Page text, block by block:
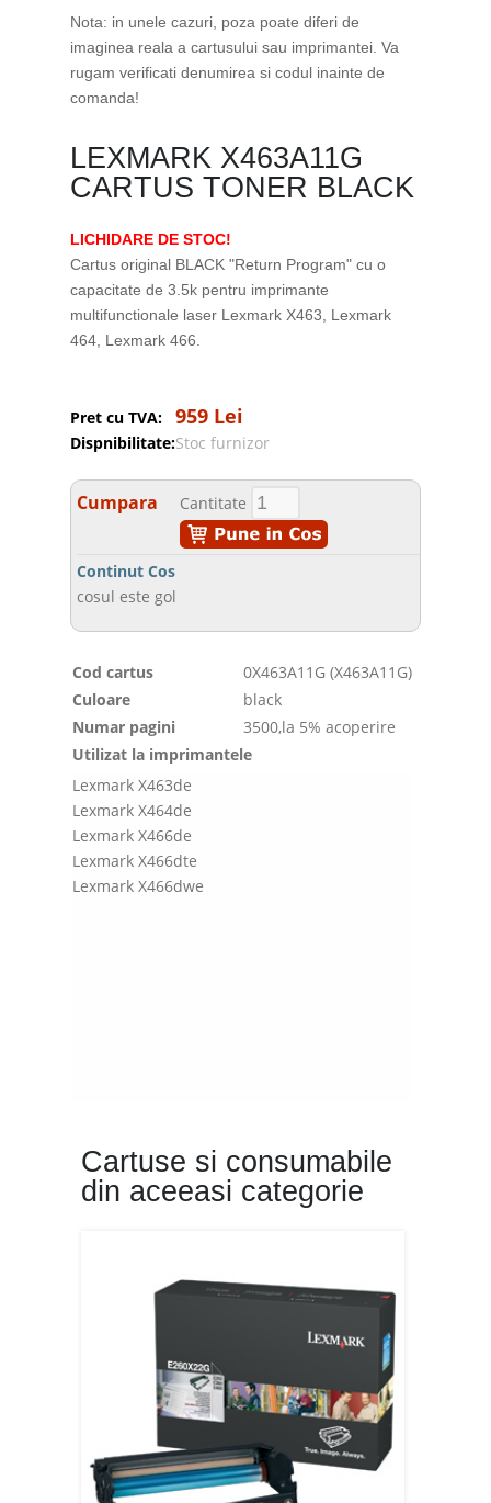
Nota: in unele cazuri, poza poate diferi de
imaginea reala a cartusului sau imprimantei. Va
rugam verificati denumirea si codul inainte de
comanda!
LEXMARK X463A11G
CARTUS TONER BLACK
LICHIDARE DE STOC!
Cartus original BLACK "Return Program" cu o
capacitate de 3.5k pentru imprimante
multifunctionale laser Lexmark X463, Lexmark
464, Lexmark 466.
Pret cu TVA: 959 Lei
Dispnibilitate:Stoc furnizor
Cumpara Cantitate
Continut Cos
cosul este gol
Cod cartus
0X463A11G (X463A11G)
Culoare
black
Numar pagini
3500,la 5% acoperire
Utilizat la imprimantele
Lexmark X463de
Lexmark X464de
Lexmark X466de
Lexmark X466dte
Lexmark X466dwe
Cartuse si consumabile
din aceeasi categorie